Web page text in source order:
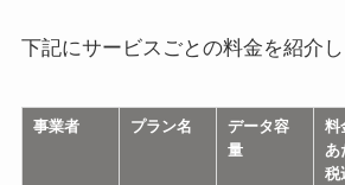
下記にサービスごとの料金を紹介し
事業者 プラン名
データ容
量
料
あ
税